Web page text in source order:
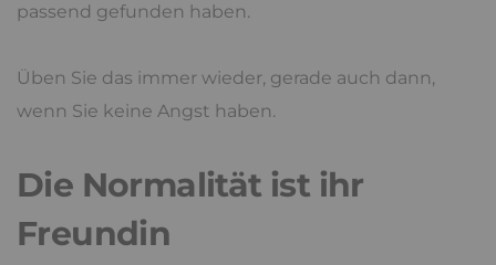
passend gefunden haben.
Üben Sie das immer wieder, gerade auch dann,
wenn Sie keine Angst haben.
Die Normalität ist ihr
Freundin